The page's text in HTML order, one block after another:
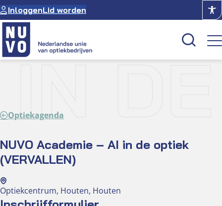
Ga
naar
de
inhoud
InloggenLid worden
Over NUVO
Optiekagenda
NUVO Academie – AI in de optiek
(VERVALLEN)
Optiekcentrum, Houten, Houten